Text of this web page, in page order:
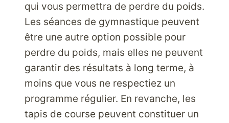
qui vous permettra de perdre du poids.
Les séances de gymnastique peuvent
être une autre option possible pour
perdre du poids, mais elles ne peuvent
garantir des résultats à long terme, à
moins que vous ne respectiez un
programme régulier. En revanche, les
tapis de course peuvent constituer un